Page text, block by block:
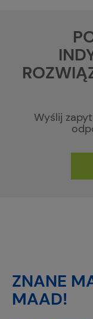
Wyślij
ZNANE
MAAD!